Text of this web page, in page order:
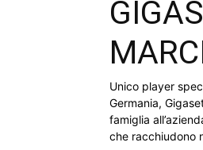
Unico player
Germania,
famiglia
che racchiudono